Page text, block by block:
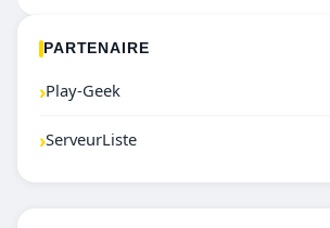
PARTENAIRE
›Play-Geek
›ServeurListe